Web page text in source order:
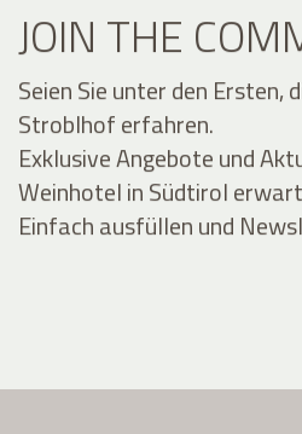
JOIN THE
Seien Sie unter den Ersten,
Stroblhof erfahren.
Exklusive Angebote und
Weinhotel in Südtirol
Einfach ausfüllen und